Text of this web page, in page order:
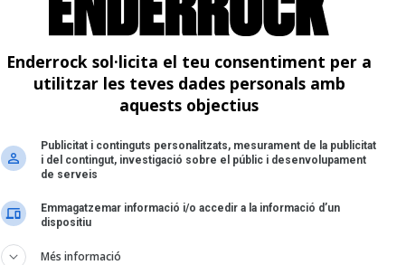
Enderrock sol·licita el teu consentiment per a
utilitzar les teves dades personals amb
aquests objectius
Publicitat i continguts personalitzats, mesurament de la publicitat
i del contingut, investigació sobre el públic i desenvolupament
de serveis
Emmagatzemar informació i/o accedir a la informació d’un
dispositiu
Més informació